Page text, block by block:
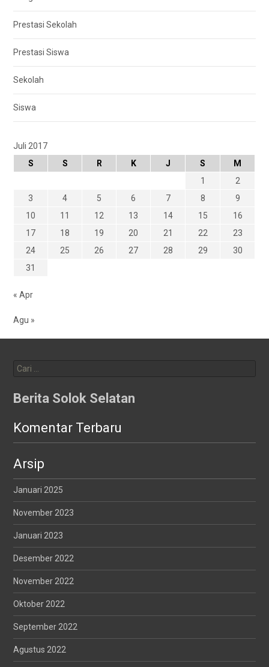
Prestasi Sekolah
Prestasi Siswa
Sekolah
Siswa
Juli 2017
S
S R K J S
M
1
2
3
4 5 6 7 8
9
10
11 12 13 14 15
16
17
18 19 20 21 22
23
24
25 26 27 28 29
30
31
« Apr
Agu »
untuk:
Berita Solok Selatan
Komentar Terbaru
Arsip
Januari 2025
November 2023
Januari 2023
Desember 2022
November 2022
Oktober 2022
September 2022
Agustus 2022